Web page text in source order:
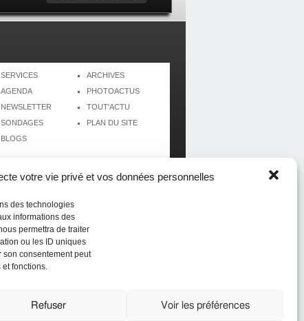
votre vie privé et vos données personnelles
des technologies
informations des
permettra de traiter
ou les ID uniques
son consentement peut
et fonctions.
Refuser Voir les préférences
SERVICES
AGENDA
NEWSLETTER
SONDAGES
BLOGS
ARCHIVES
PHOTOACTUS
TOUT'ACTU
PLAN DU SITE
(du football au beach-volley) en Guadeloupe,